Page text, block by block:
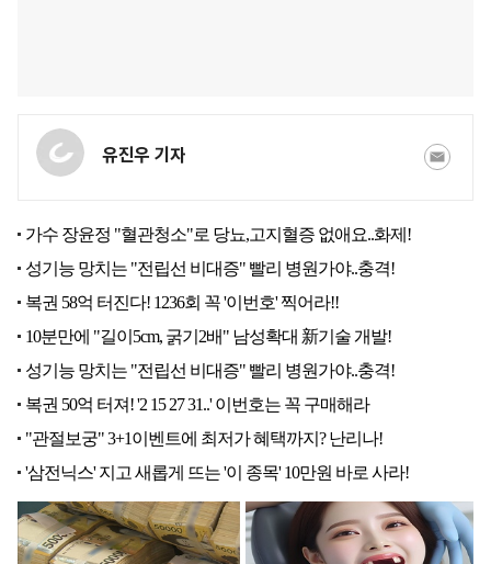
유진우 기자